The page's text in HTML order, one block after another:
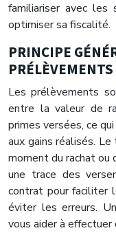
familiariser avec les
optimiser sa fiscalité.
PRINCIPE
Les prélèvements
entre la valeur de
primes versées, ce
aux gains réalisés.
moment du rachat
une trace des
contrat pour faciliter
éviter les erreurs.
vous aider à